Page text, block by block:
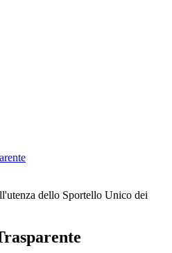
dello Sportello Unico dei